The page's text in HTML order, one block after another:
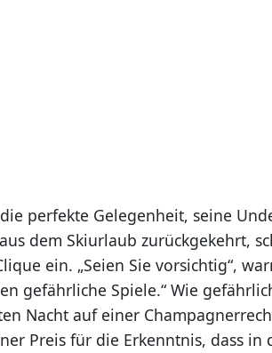
perfekte Gelegenheit, seine
dem Skiurlaub zurückgekehrt,
ein. „Seien Sie vorsichtig“,
gefährliche Spiele.“ Wie
Nacht auf einer
Preis für die Erkenntnis, dass in